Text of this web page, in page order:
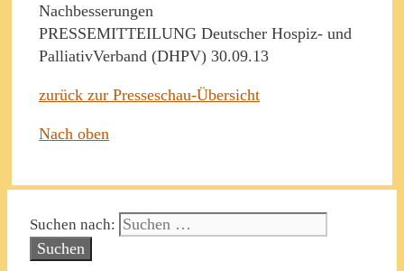
Nachbesserungen
PRESSEMITTEILUNG Deutscher Hospiz- und
PalliativVerband (DHPV) 30.09.13
zurück zur Presseschau-Übersicht
Nach oben
Suchen nach: